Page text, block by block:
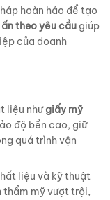
hoàn hảo để tạo
theo yêu cầu giúp
của doanh
liệu nhưgiấy mỹ
độ bền cao, giữ
quá trình vận
liệu và kỹ thuật
thẩm mỹ vượt trội,